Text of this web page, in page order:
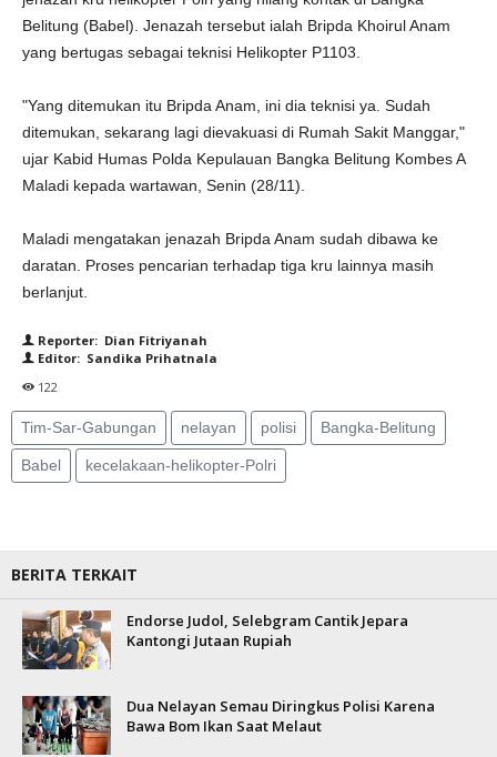
Belitung (Babel). Jenazah tersebut ialah Bripda Khoirul Anam
yang bertugas sebagai teknisi Helikopter P1103.
"Yang ditemukan itu Bripda Anam, ini dia teknisi ya. Sudah
ditemukan, sekarang lagi dievakuasi di Rumah Sakit Manggar,"
ujar Kabid Humas Polda Kepulauan Bangka Belitung Kombes A
Maladi kepada wartawan, Senin (28/11).
Maladi mengatakan jenazah Bripda Anam sudah dibawa ke
daratan. Proses pencarian terhadap tiga kru lainnya masih
berlanjut.
Reporter: Dian Fitriyanah
Editor: Sandika Prihatnala
122
Tim-Sar-Gabungan nelayan polisi Bangka-Belitung
Babel kecelakaan-helikopter-Polri
BERITA TERKAIT
Endorse Judol, Selebgram Cantik Jepara
Kantongi Jutaan Rupiah
Dua Nelayan Semau Diringkus Polisi Karena
Bawa Bom Ikan Saat Melaut